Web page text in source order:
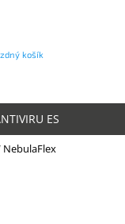
košík
ESET
NebulaFlex